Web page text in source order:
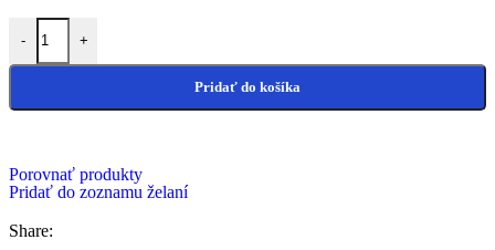
- +
Pridať do košíka
Porovnať produkty
Pridať do zoznamu želaní
Share: